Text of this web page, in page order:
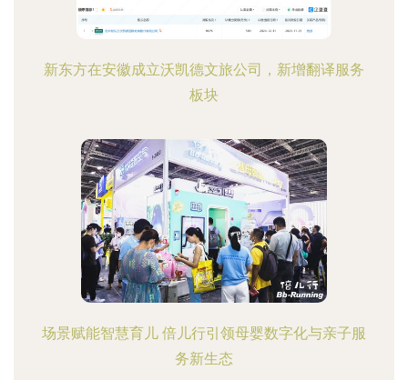
新东方在安徽成立沃凯德文旅公司，新增翻译服务
板块
场景赋能智慧育儿 倍儿行引领母婴数字化与亲子服
务新生态